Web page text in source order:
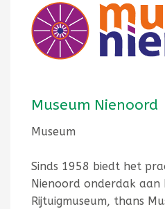
Museum Nienoord
Museum
Sinds 1958 biedt het
Nienoord onderdak
Rijtuigmuseum, thans